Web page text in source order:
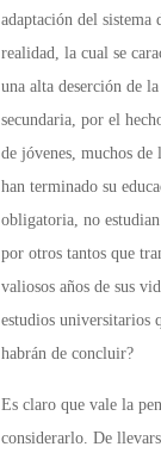
adaptación del sistema
realidad, la cual se
una alta deserción de la
secundaria, por el
de jóvenes, muchos de
han terminado su
obligatoria, no
por otros tantos que
valiosos años de sus
estudios universitarios
habrán de concluir?
Es claro que vale la
considerarlo. De